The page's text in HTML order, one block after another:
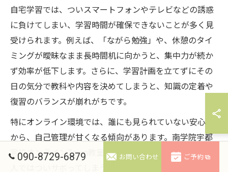
自宅学習では、ついスマートフォンやテレビなどの誘惑
に負けてしまい、学習時間が確保できないことが多く見
受けられます。例えば、「ながら勉強」や、休憩のタイ
ミングが曖昧なまま長時間机に向かうと、集中力が続か
ず効率が低下します。さらに、学習計画を立てずにその
日の気分で教科や内容を決めてしまうと、知識の定着や
復習のバランスが崩れがちです。
特にオンライン環境では、誰にも見られていない安心感
から、自己管理が甘くなる傾向があります。南学院宇都
宮校オンラインZoom教室の受講生の声でも、「自分一
090-8729-6879 お問い合わせ ご予約